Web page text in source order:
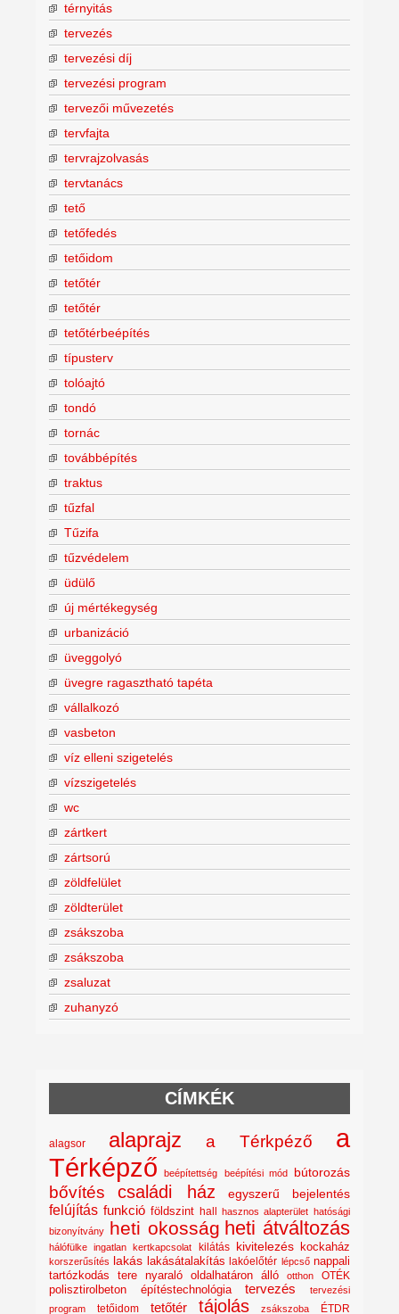
térnyitás
tervezés
tervezési díj
tervezési program
tervezői művezetés
tervfajta
tervrajzolvasás
tervtanács
tető
tetőfedés
tetőidom
tetőtér
tetőtér
tetőtérbeépítés
típusterv
tolóajtó
tondó
tornác
továbbépítés
traktus
tűzfal
Tűzifa
tűzvédelem
üdülő
új mértékegység
urbanizáció
üveggolyó
üvegre ragasztható tapéta
vállalkozó
vasbeton
víz elleni szigetelés
vízszigetelés
wc
zártkert
zártsorú
zöldfelület
zöldterület
zsákszoba
zsákszoba
zsaluzat
zuhanyzó
CÍMKÉK
alagsor alaprajz a Térkpéző
a
Térképző
beépítettség beépítési mód bútorozás
bővítés családi ház egyszerű bejelentés
felújítás funkció földszint hall hasznos alapterület hatósági
bizonyítvány heti okosság heti átváltozás
hálófülke ingatlan kertkapcsolat kilátás kivitelezés kockaház
korszerűsítés lakás lakásátalakítás lakóelőtér lépcső nappali
tartózkodás tere
nyaraló oldalhatáron álló otthon OTÉK
polisztirolbeton építéstechnológia tervezés
tervezési
program
tetőidom tetőtér tájolás zsákszoba ÉTDR